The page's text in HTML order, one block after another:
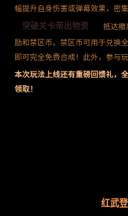
幅提升自身伤害或弹幕效果，密
突破关卡带出物资
抵达撤
励和禁区币。禁区币可用于兑换
即可完全免费合成！此外，参与
本次玩法上线还有重磅回馈礼，
领取！
红武